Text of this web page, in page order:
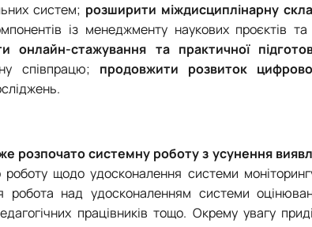
систем; розширити міждисциплінарну
із менеджменту наукових проєктів та
онлайн-стажування та практичної
співпрацю; продовжити розвиток
розпочато системну роботу з усунення
щодо удосконалення системи
робота над удосконаленням системи
працівників тощо. Окрему увагу